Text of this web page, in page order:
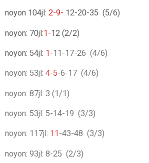
noyon 104jl: 2-9- 12-20-35 (5/6)
noyon: 70jl:1-12 (2/2)
noyon: 54jl: 1-11-17-26 (4/6)
noyon: 53jl: 4-5-6-17 (4/6)
noyon: 87jl: 3 (1/1)
noyon: 53jl: 5-14-19 (3/3)
noyon: 117jl: 11 -43-48 (3/3)
noyon: 93jl: 8-25 (2/3)